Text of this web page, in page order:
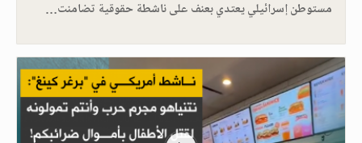
مستوطن إسرائيلي يعتدي بعنف على ناشطة حقوقية تضامنت…